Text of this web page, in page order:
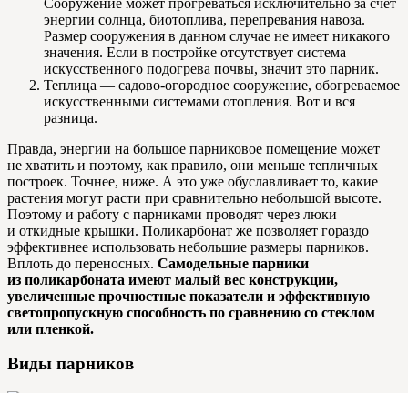
энергии солнца, биотоплива, перепревания навоза.
Размер сооружения в данном случае не имеет никакого
значения. Если в постройке отсутствует система
искусственного подогрева почвы, значит это парник.
Теплица — садово-огородное сооружение, обогреваемое
искусственными системами отопления. Вот и вся
разница.
Правда, энергии на большое парниковое помещение может
не хватить и поэтому, как правило, они меньше тепличных
построек. Точнее, ниже. А это уже обуславливает то, какие
растения могут расти при сравнительно небольшой высоте.
Поэтому и работу с парниками проводят через люки
и откидные крышки. Поликарбонат же позволяет гораздо
эффективнее использовать небольшие размеры парников.
Вплоть до переносных. Самодельные парники
из поликарбоната имеют малый вес конструкции,
увеличенные прочностные показатели и эффективную
светопропускную способность по сравнению со стеклом
или пленкой.
Виды парников